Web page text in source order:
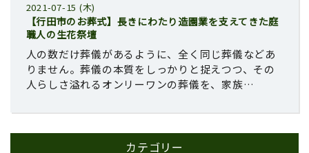
2021-07-15 (木)
【行田市のお葬式】長きにわたり造園業を支えてきた庭
職人の生花祭壇
人の数だけ葬儀があるように、全く同じ葬儀などあ
りません。葬儀の本質をしっかりと捉えつつ、その
人らしさ溢れるオンリーワンの葬儀を、家族…
カテゴリー